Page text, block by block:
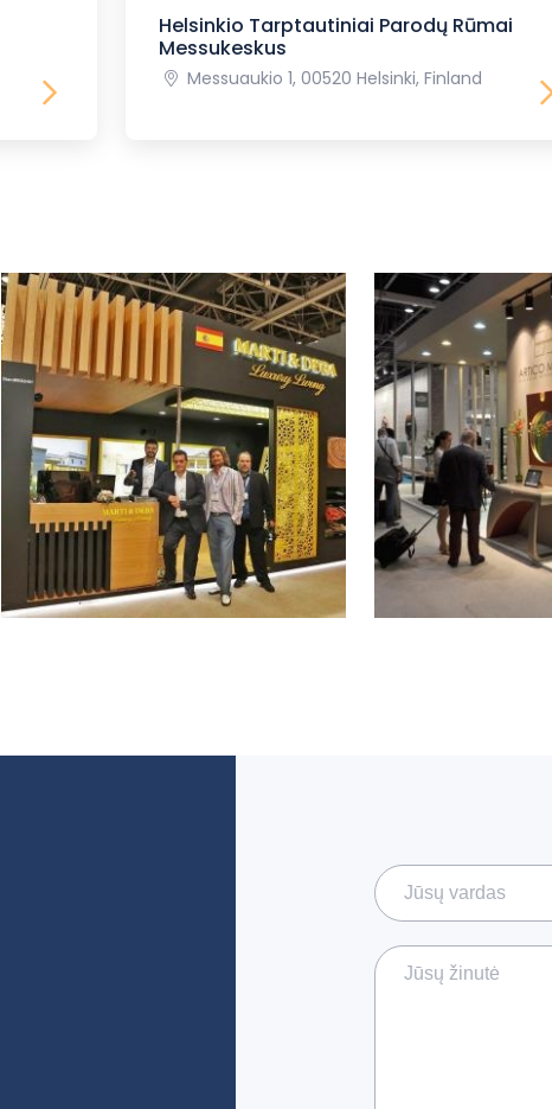
Helsinkio Tarptautiniai Parodų Rūmai
Messukeskus
Messuaukio 1, 00520 Helsinki, Finland